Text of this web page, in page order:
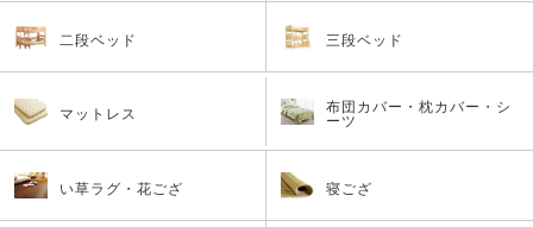
二段ベッド 三段ベッド
マットレス
布団カバー・枕カバー・シ
ーツ
い草ラグ・花ござ 寝ござ